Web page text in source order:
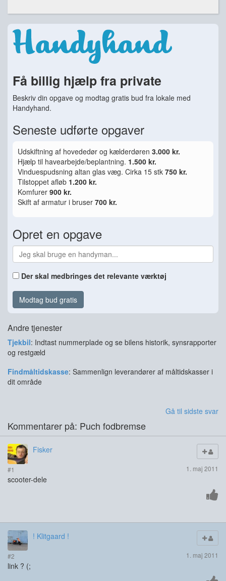
Få billig hjælp fra private
Beskriv din opgave og modtag gratis bud fra lokale med
Handyhand.
Seneste udførte opgaver
Udskiftning af hovededør og kælderdøren 3.000 kr.
Hjælp til havearbejde/beplantning. 1.500 kr.
Vinduespudsning altan glas væg. Cirka 15 stk 750 kr.
Tilstoppet afløb 1.200 kr.
Komfurer 900 kr.
Skift af armatur i bruser 700 kr.
Opret en opgave
Der skal medbringes det relevante værktøj
Modtag bud gratis
Andre tjenester
Tjekbil: Indtast nummerplade og se bilens historik, synsrapporter
og restgæld
Findmåltidskasse: Sammenlign leverandører af måltidskasser i
dit område
Gå til sidste svar
Kommentarer på: Puch fodbremse
Fisker
#1 1. maj 2011
scooter-dele
! Klitgaard !
#2 1. maj 2011
link ? (;